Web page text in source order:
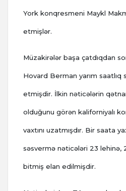
York konqresmeni Maykl
etmişlər.
Müzakirələr başa çatdıqdan
Hovard Berman yarım saatlıq
etmişdir. İlkin nəticələrin
olduğunu görən kaliforniyalı
vaxtını uzatmışdır. Bir saata
səsvermə nəticələri 23 lehinə,
bitmiş elan edilmişdir.